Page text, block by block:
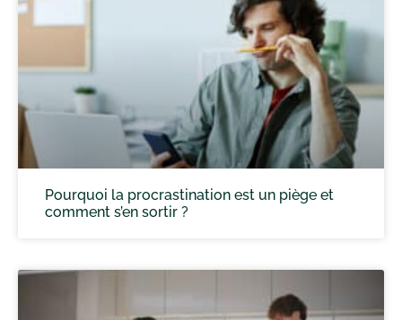
Pourquoi la procrastination est un piège et
comment s’en sortir ?